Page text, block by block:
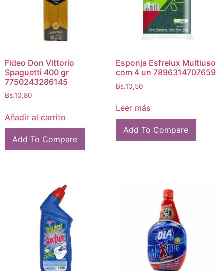
Fideo Don Vittorio
Spaguetti 400 gr
7750243286145
Bs.10,80
Añadir al carrito
Add To Compare
Esponja Esfrelux Multiuso
com 4 un 7896314707659
Bs.10,50
Leer más
Add To Compare